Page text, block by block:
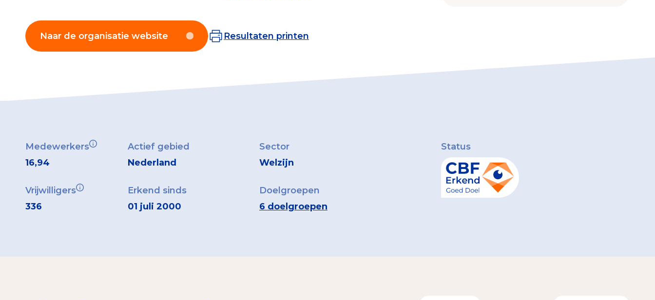
Naar de organisatie website Resultaten printen
Medewerkers
16,94
Actief gebied
Nederland
Vrijwilligers
336
Erkend sinds
01 juli 2000
Sector
Welzijn
Doelgroepen
6 doelgroepen
Status